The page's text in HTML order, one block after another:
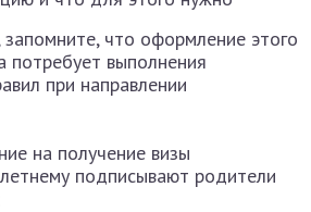
что оформление этого
потребует выполнения
при направлении
на получение визы
подписывают родители